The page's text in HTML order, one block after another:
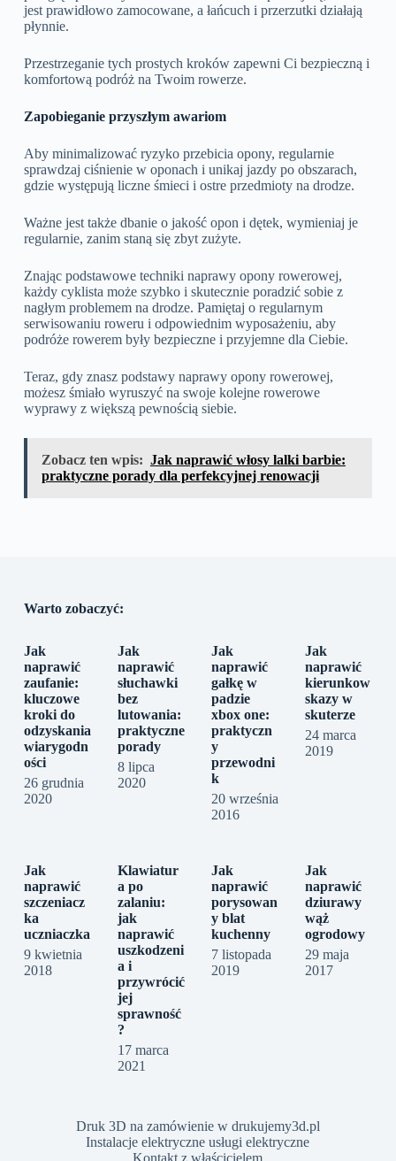
jest prawidłowo zamocowane, a łańcuch i przerzutki działają
płynnie.
Przestrzeganie tych prostych kroków zapewni Ci bezpieczną i
komfortową podróż na Twoim rowerze.
Zapobieganie przyszłym awariom
Aby minimalizować ryzyko przebicia opony, regularnie
sprawdzaj ciśnienie w oponach i unikaj jazdy po obszarach,
gdzie występują liczne śmieci i ostre przedmioty na drodze.
Ważne jest także dbanie o jakość opon i dętek, wymieniaj je
regularnie, zanim staną się zbyt zużyte.
Znając podstawowe techniki naprawy opony rowerowej,
każdy cyklista może szybko i skutecznie poradzić sobie z
nagłym problemem na drodze. Pamiętaj o regularnym
serwisowaniu roweru i odpowiednim wyposażeniu, aby
podróże rowerem były bezpieczne i przyjemne dla Ciebie.
Teraz, gdy znasz podstawy naprawy opony rowerowej,
możesz śmiało wyruszyć na swoje kolejne rowerowe
wyprawy z większą pewnością siebie.
Zobacz ten wpis: Jak naprawić włosy lalki barbie:
praktyczne porady dla perfekcyjnej renowacji
Warto zobaczyć:
Jak
naprawić
zaufanie:
kluczowe
kroki do
odzyskania
wiarygodn
ości
26 grudnia
2020
Jak
naprawić
słuchawki
bez
lutowania:
praktyczne
porady
8 lipca
2020
Jak
naprawić
gałkę w
padzie
xbox one:
praktyczn
y
przewodni
k
20 września
2016
Jak
naprawić
kierunkow
skazy w
skuterze
24 marca
2019
Jak
naprawić
szczeniacz
ka
uczniaczka
9 kwietnia
2018
Klawiatur
a po
zalaniu:
jak
naprawić
uszkodzeni
a i
przywrócić
jej
sprawność
?
17 marca
2021
Jak
naprawić
porysowan
y blat
kuchenny
7 listopada
2019
Jak
naprawić
dziurawy
wąż
ogrodowy
29 maja
2017
Druk 3D na zamówienie w drukujemy3d.pl
Instalacje elektryczne usługi elektryczne
Kontakt z właścicielem